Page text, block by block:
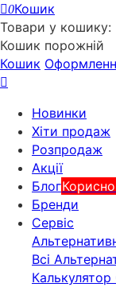
0Кошик
Товари у кошику:
Кошик порожній
Кошик
Новинки
Хіти продаж
Розпродаж
Акції
Блог
Бренди
Сервіс
Всі